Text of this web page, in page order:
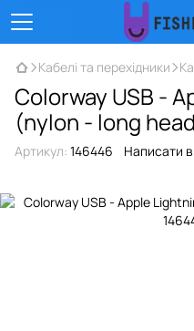
Кабелі та перехідники
Colorway USB -
(nylon - long
Артикул: 146446 Написати